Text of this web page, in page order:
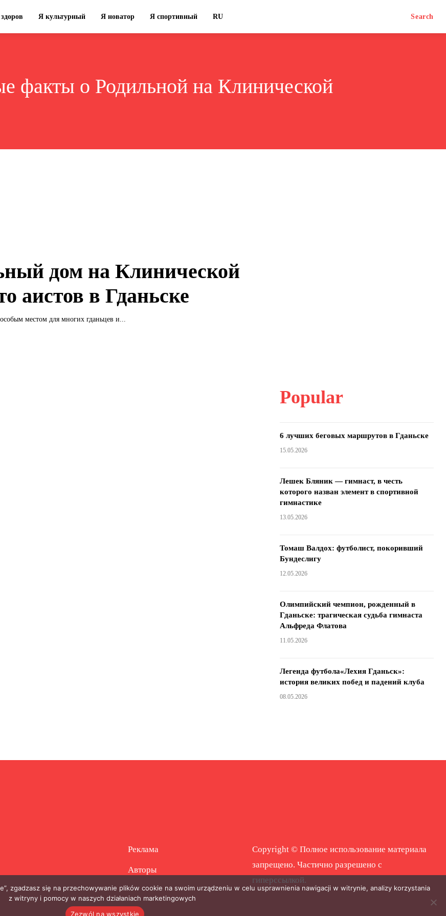
Я культурный Я новатор Я спортивный RU Search
факты о Родильной на Клинической
дом на Клинической
аистов в Гданьске
местом для многих гданьцев и...
Popular
6 лучших беговых маршрутов в Гданьске
15.05.2026
Лешек Бляник — гимнаст, в честь
которого назван элемент в спортивной
гимнастике
13.05.2026
Томаш Валдох: футболист, покоривший
Бундеслигу
12.05.2026
Олимпийский чемпион, рожденный в
Гданьске: трагическая судьба гимнаста
Альфреда Флатова
11.05.2026
Легенда футбола«Лехия Гданьск»:
история великих побед и падений клуба
08.05.2026
Реклама
Авторы
Copyright © Полное использование материала
запрещено. Частично разрешено с
гиперссылкой.
zgadzasz się na przechowywanie plików cookie na swoim urządzeniu w celu usprawnienia nawigacji w witrynie, analizy korzystania
z witryny i pomocy w naszych działaniach marketingowych
Zezwól na wszystkie